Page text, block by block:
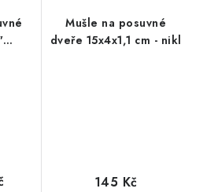
Mušle na posuvné
dveře 15x4x1,1 cm - nikl
145 Kč